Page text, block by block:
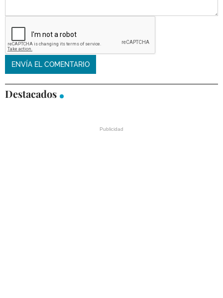
Destacados